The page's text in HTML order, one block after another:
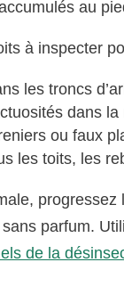
au
à inspecter
les troncs
dans
ou faux
les toits, les
parfum.
de la